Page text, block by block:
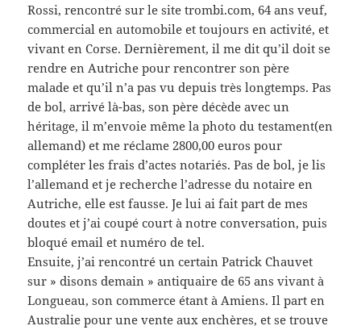
Rossi, rencontré sur le site trombi.com, 64 ans veuf,
commercial en automobile et toujours en activité, et
vivant en Corse. Dernièrement, il me dit qu’il doit se
rendre en Autriche pour rencontrer son père
malade et qu’il n’a pas vu depuis très longtemps. Pas
de bol, arrivé là-bas, son père décède avec un
héritage, il m’envoie même la photo du testament(en
allemand) et me réclame 2800,00 euros pour
compléter les frais d’actes notariés. Pas de bol, je lis
l’allemand et je recherche l’adresse du notaire en
Autriche, elle est fausse. Je lui ai fait part de mes
doutes et j’ai coupé court à notre conversation, puis
bloqué email et numéro de tel.
Ensuite, j’ai rencontré un certain Patrick Chauvet
sur » disons demain » antiquaire de 65 ans vivant à
Longueau, son commerce étant à Amiens. Il part en
Australie pour une vente aux enchères, et se trouve